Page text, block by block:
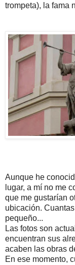
trompeta), la fama
Aunque he
lugar, a mí no me
que me gustarían
ubicación.
pequeño...
Las fotos son
encuentran sus
acaben las obras
En ese momento,